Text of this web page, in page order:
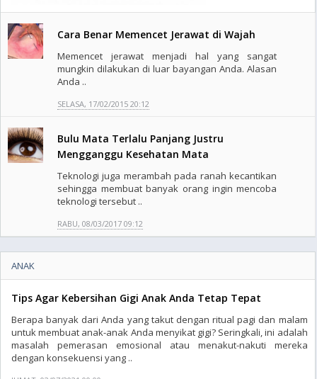
Cara Benar Memencet Jerawat di Wajah
Memencet jerawat menjadi hal yang sangat
mungkin dilakukan di luar bayangan Anda. Alasan
Anda ..
SELASA, 17/02/2015 20:12
Bulu Mata Terlalu Panjang Justru
Mengganggu Kesehatan Mata
Teknologi juga merambah pada ranah kecantikan
sehingga membuat banyak orang ingin mencoba
teknologi tersebut ..
RABU, 08/03/2017 09:12
ANAK
Tips Agar Kebersihan Gigi Anak Anda Tetap Tepat
Berapa banyak dari Anda yang takut dengan ritual pagi dan malam
untuk membuat anak-anak Anda menyikat gigi? Seringkali, ini adalah
masalah pemerasan emosional atau menakut-nakuti mereka
dengan konsekuensi yang ..